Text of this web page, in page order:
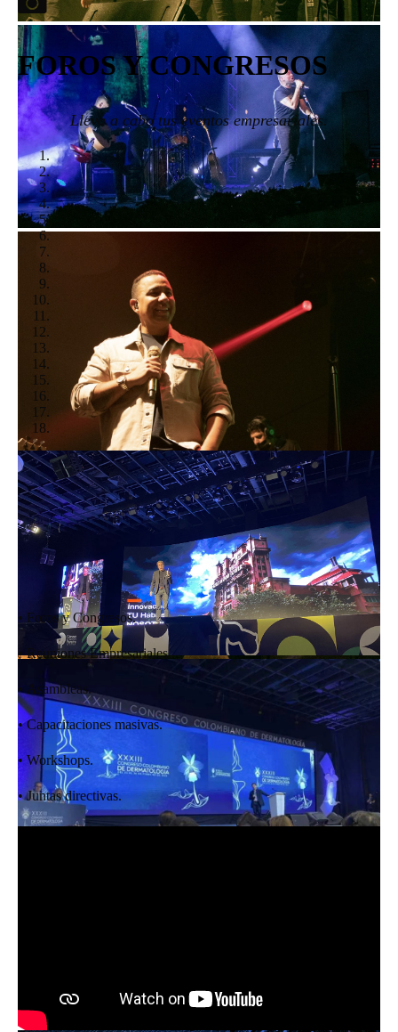
FOROS Y CONGRESOS
Lleva a cabo tus eventos empresariales.
• Foros y Congresos.
• Reuniones Empresariales.
• Asambleas.
• Capacitaciones masivas.
• Workshops.
• Juntas directivas.